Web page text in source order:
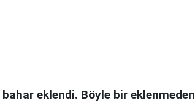
eklendi. Böyle bir eklenmeden